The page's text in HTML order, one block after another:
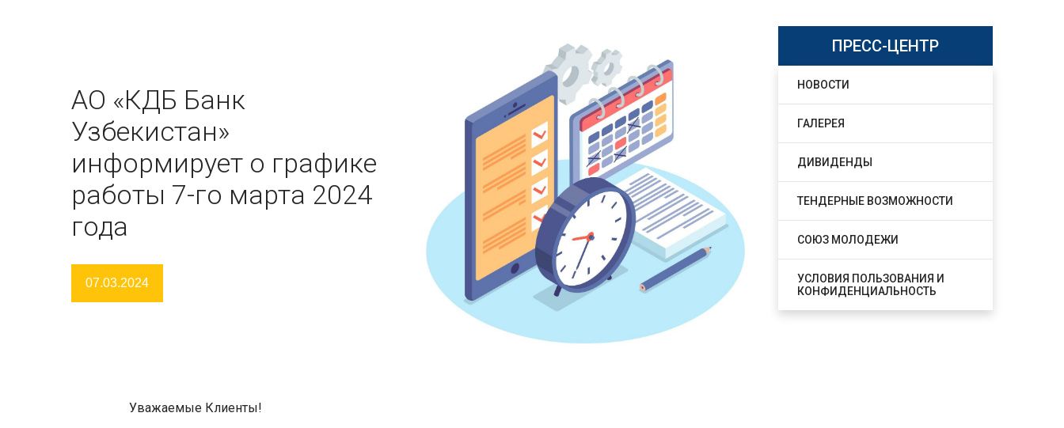
АО «КДБ Банк
Узбекистан»
информирует о графике
работы 7-го марта 2024
года
07.03.2024
Уважаемые Клиенты!
ПРЕСС-ЦЕНТР
НОВОСТИ
ГАЛЕРЕЯ
ДИВИДЕНДЫ
ТЕНДЕРНЫЕ ВОЗМОЖНОСТИ
СОЮЗ МОЛОДЕЖИ
УСЛОВИЯ ПОЛЬЗОВАНИЯ И
КОНФИДЕНЦИАЛЬНОСТЬ